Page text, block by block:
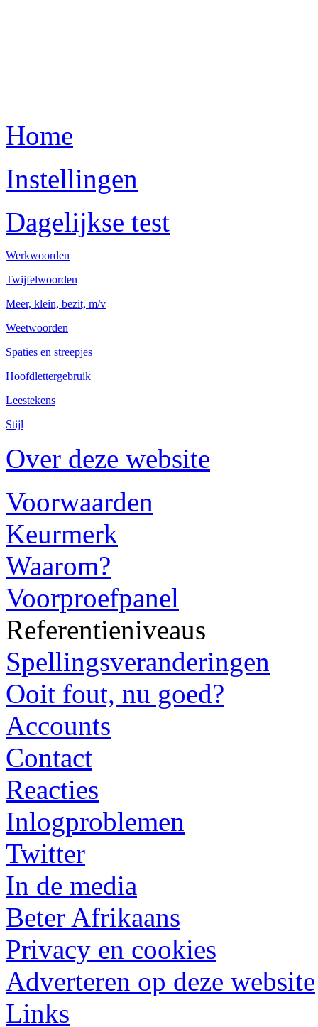
Home
Instellingen
Dagelijkse test
Werkwoorden
Twijfelwoorden
Meer, klein, bezit, m/v
Weetwoorden
Spaties en streepjes
Hoofdlettergebruik
Leestekens
Stijl
Over deze website
Voorwaarden
Keurmerk
Waarom?
Voorproefpanel
Referentieniveaus
Spellingsveranderingen
Ooit fout, nu goed?
Accounts
Contact
Reacties
Inlogproblemen
Twitter
In de media
Beter Afrikaans
Privacy en cookies
Adverteren op deze website
Links